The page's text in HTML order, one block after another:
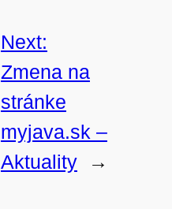
Next:
Zmena na
stránke
myjava.sk –
Aktuality
→